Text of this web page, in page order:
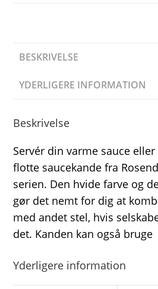
BESKRIVELSE
YDERLIGERE INFORMATION
Beskrivelse
Servér din varme sauce
flotte saucekande fra
serien. Den hvide farve og
gør det nemt for dig at
med andet stel, hvis
det. Kanden kan også bruge
Yderligere information